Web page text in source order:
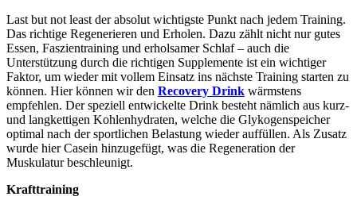
Last but not least der absolut wichtigste Punkt nach jedem Training.
Das richtige Regenerieren und Erholen. Dazu zählt nicht nur gutes
Essen, Faszientraining und erholsamer Schlaf – auch die
Unterstützung durch die richtigen Supplemente ist ein wichtiger
Faktor, um wieder mit vollem Einsatz ins nächste Training starten zu
können. Hier können wir den Recovery Drink wärmstens
empfehlen. Der speziell entwickelte Drink besteht nämlich aus kurz-
und langkettigen Kohlenhydraten, welche die Glykogenspeicher
optimal nach der sportlichen Belastung wieder auffüllen. Als Zusatz
wurde hier Casein hinzugefügt, was die Regeneration der
Muskulatur beschleunigt.
Krafttraining